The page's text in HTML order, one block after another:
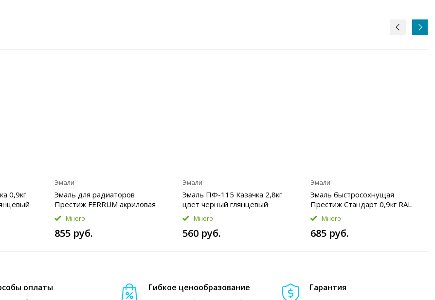
0,9кг
Эмали
Эмаль для радиаторов
Престиж FERRUM акриловая
1,9кг цвет белый
полуглянцевый Уценка
Много
855 руб.
Эмали
Эмаль ПФ-115 Казачка 2,8кг
цвет черный глянцевый
Уценка
Много
560 руб.
Эмали
Эмаль быстросохнущая
Престиж Стандарт 0,9кг RAL
7024 цвет графитово-серый
полуглянцевый
Много
685 руб.
оплаты Гибкое ценообразование Гарантия